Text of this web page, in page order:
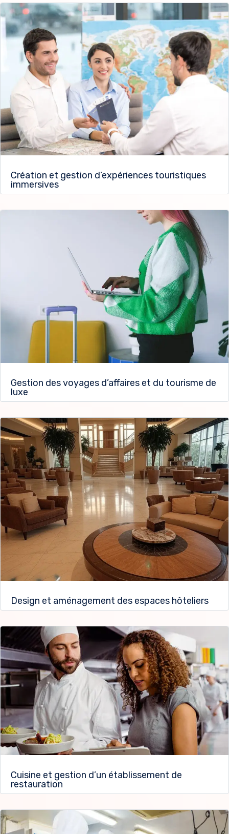
Création et gestion d’expériences touristiques
immersives
Gestion des voyages d’affaires et du tourisme de
luxe
Design et aménagement des espaces hôteliers
Cuisine et gestion d’un établissement de
restauration